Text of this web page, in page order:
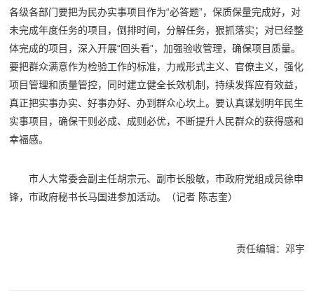
各级各部门要把为民办实事项目作为“必答题”，保质保量完成好，对
未完成年度任务的项目，倒排时间，分解任务，狠抓落实；对已经整
体完成的项目，深入开展“回头看”，加强验收管理，确保项目质量。
要把群众满意作为检验工作的标准，力戒形式主义、官僚主义，强化
项目管理和质量管控，同时建立健全长效机制，持续发挥应有效益，
真正把实事办实、好事办好、办到群众心坎上。要认真谋划明年民生
实事项目，确保干则必成、成则必优，不断提升人民群众的获得感和
幸福感。
市人大常委会副主任胡宗元、副市长殷敏，市政府党组成员徐申
锋，市政府秘书长马国进参加活动。
（记者 陈志奎）
责任编辑：邓宇